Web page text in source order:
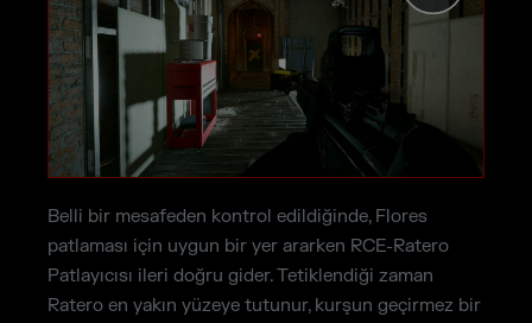
Belli bir mesafeden kontrol edildiğinde, Flores
patlaması için uygun bir yer ararken RCE-Ratero
Patlayıcısı ileri doğru gider. Tetiklendiği zaman
Ratero en yakın yüzeye tutunur, kurşun geçirmez bir